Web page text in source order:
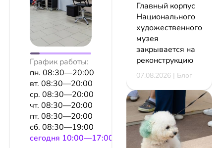
График работы:
пн. 08:30—20:00
вт. 08:30—20:00
ср. 08:30—20:00
чт. 08:30—20:00
пт. 08:30—20:00
сб. 08:30—19:00
сeгодня 10:00—17:00
Главный корпус
Национального
художественного
музея
закрывается на
реконструкцию
07.08.2026 | Блог